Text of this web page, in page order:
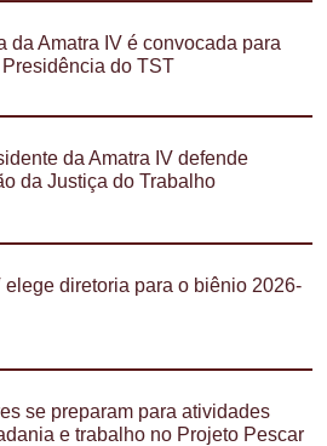
da Amatra IV é convocada para
do TST
da Amatra IV defende
da Justiça do Trabalho
elege diretoria para o biênio 2026-
se preparam para atividades
e trabalho no Projeto Pescar